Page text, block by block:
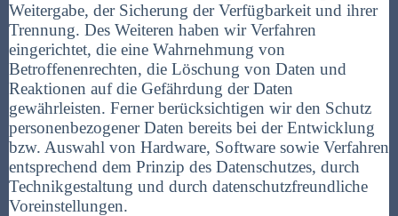
Weitergabe, der Sicherung der Verfügbarkeit und ihrer
Trennung. Des Weiteren haben wir Verfahren
eingerichtet, die eine Wahrnehmung von
Betroffenenrechten, die Löschung von Daten und
Reaktionen auf die Gefährdung der Daten
gewährleisten. Ferner berücksichtigen wir den Schutz
personenbezogener Daten bereits bei der Entwicklung
bzw. Auswahl von Hardware, Software sowie Verfahren
entsprechend dem Prinzip des Datenschutzes, durch
Technikgestaltung und durch datenschutzfreundliche
Voreinstellungen.